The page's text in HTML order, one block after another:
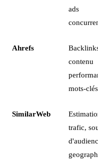
ads
Ahrefs
contenu
mots-clés
SimilarWeb
trafic,